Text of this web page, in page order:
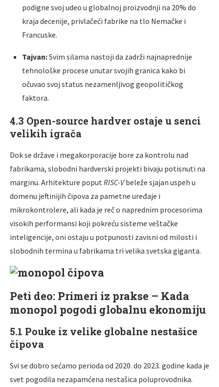
podigne svoj udeo u globalnoj proizvodnji na 20% do
kraja decenije, privlačeći fabrike na tlo Nemačke i
Francuske.
Tajvan:Svim silama nastoji da zadrži najnaprednije
tehnološke procese unutar svojih granica kako bi
očuvao svoj status nezamenljivog geopolitičkog
faktora.
4.3 Open-source hardver ostaje u senci
velikih igrača
Dok se države i megakorporacije bore za kontrolu nad
fabrikama, slobodni hardverski projekti bivaju potisnuti na
marginu. Arhitekture poput RISC-Vbeleže sjajan uspeh u
domenu jeftinijih čipova za pametne uređaje i
mikrokontrolere, ali kada je reč o naprednim procesorima
visokih performansi koji pokreću sisteme veštačke
inteligencije, oni ostaju u potpunosti zavisni od milosti i
slobodnih termina u fabrikama tri velika svetska giganta.
Peti deo: Primeri iz prakse – Kada
monopol pogodi globalnu ekonomiju
5.1 Pouke iz velike globalne nestašice
čipova
Svi se dobro sećamo perioda od 2020. do 2023. godine kada je
svet pogodila nezapamćena nestašica poluprovodnika.